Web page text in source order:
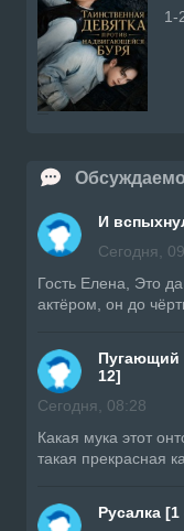
1-
И
Сегодня,
Гость Елена, Это
актёром, он до
Пугающий
12]
Сегодня, 08:28
Какая мука этот
такая прекрасная
Русалка